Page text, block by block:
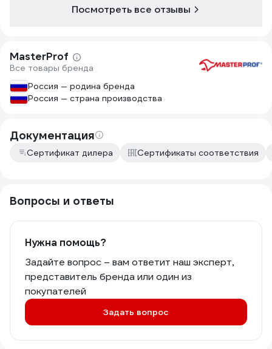
Посмотреть все отзывы
MasterProf
Все товары бренда
Россия — родина бренда
Россия — страна производства
Документация
Сертификат дилера Сертификаты соответствия
Вопросы и ответы
Нужна помощь?
Задайте вопрос – вам ответит наш эксперт,
представитель бренда или один из
покупателей
Задать вопрос